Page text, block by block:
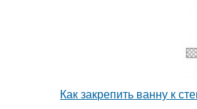
Как закрепить ванну к